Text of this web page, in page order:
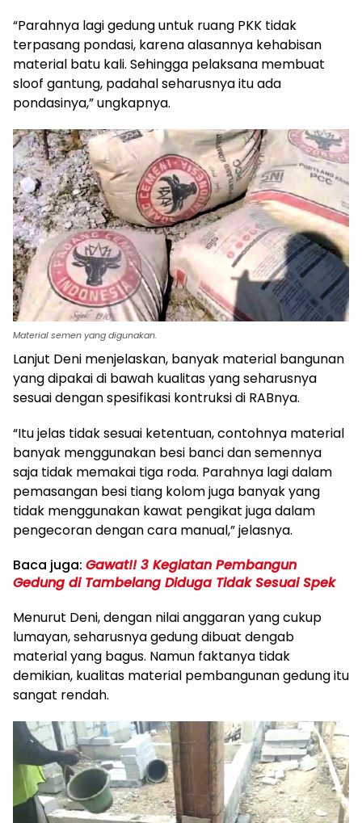
“Parahnya lagi gedung untuk ruang PKK tidak
terpasang pondasi, karena alasannya kehabisan
material batu kali. Sehingga pelaksana membuat
sloof gantung, padahal seharusnya itu ada
pondasinya,” ungkapnya.
Material semen yang digunakan.
Lanjut Deni menjelaskan, banyak material bangunan
yang dipakai di bawah kualitas yang seharusnya
sesuai dengan spesifikasi kontruksi di RABnya.
“Itu jelas tidak sesuai ketentuan, contohnya material
banyak menggunakan besi banci dan semennya
saja tidak memakai tiga roda. Parahnya lagi dalam
pemasangan besi tiang kolom juga banyak yang
tidak menggunakan kawat pengikat juga dalam
pengecoran dengan cara manual,” jelasnya.
Baca juga: Gawat!! 3 Kegiatan Pembangun
Gedung di Tambelang Diduga Tidak Sesuai Spek
Menurut Deni, dengan nilai anggaran yang cukup
lumayan, seharusnya gedung dibuat dengab
material yang bagus. Namun faktanya tidak
demikian, kualitas material pembangunan gedung itu
sangat rendah.